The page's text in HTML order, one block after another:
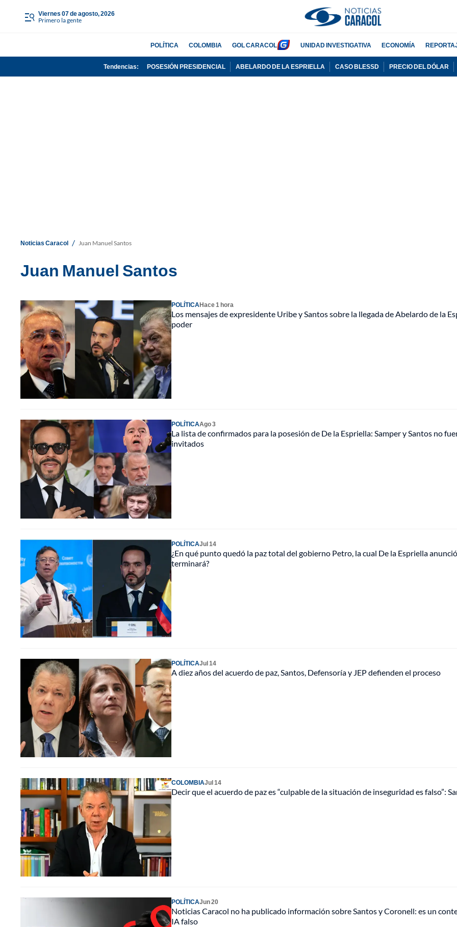
viernes 07 de agosto, 2026
Primero la gente
POLÍTICA COLOMBIA GOL CARACOL UNIDAD INVESTIGATIVA ECONOMÍA
Tendencias: POSESIÓN PRESIDENCIAL ABELARDO DE LA ESPRIELLA CASO BLESSD PRECIO DEL DÓLAR
Noticias Caracol / Juan Manuel Santos
Juan Manuel Santos
POLÍTICAHace 1 hora
Los mensajes de expresidente Uribe y Santos sobre la llegada de Abelardo de la
poder
POLÍTICAAgo 3
La lista de confirmados para la posesión de De la Espriella: Samper y Santos no
invitados
POLÍTICAJul 14
¿En qué punto quedó la paz total del gobierno Petro, la cual De la Espriella
terminará?
POLÍTICAJul 14
A diez años del acuerdo de paz, Santos, Defensoría y JEP defienden el proceso
COLOMBIAJul 14
Decir que el acuerdo de paz es “culpable de la situación de inseguridad es falso”:
POLÍTICAJun 20
Noticias Caracol no ha publicado información sobre Santos y Coronell: es un
IA falso